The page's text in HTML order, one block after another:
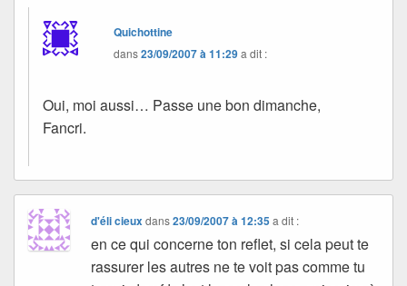
Quichottine
dans23/09/2007 à 11:29a dit :
Oui, moi aussi… Passe une bon dimanche,
Fancri.
d'éli cieuxdans23/09/2007 à 12:35 a dit :
en ce qui concerne ton reflet, si cela peut te
rassurer les autres ne te voit pas comme tu